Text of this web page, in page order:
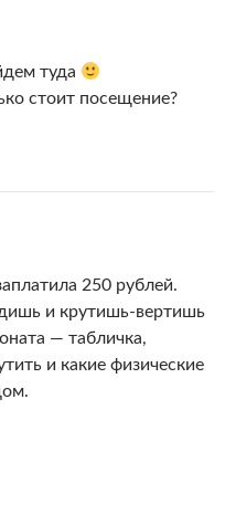
туда
стоит посещение?
250 рублей.
и крутишь-вертишь
— табличка,
и какие физические